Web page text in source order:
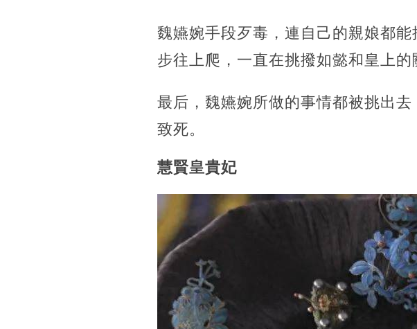
魏嬿婉手段歹毒，連自己的親娘都
步往上爬，一直在挑撥如懿和皇上的
最后，魏嬿婉所做的事情都被挑出
致死。
慧賢皇貴妃